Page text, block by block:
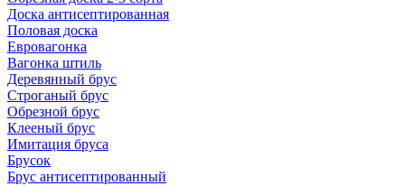
Доска антисептированная
Половая доска
Евровагонка
Вагонка штиль
Деревянный брус
Строганый брус
Обрезной брус
Клееный брус
Имитация бруса
Брусок
Брус антисептированный